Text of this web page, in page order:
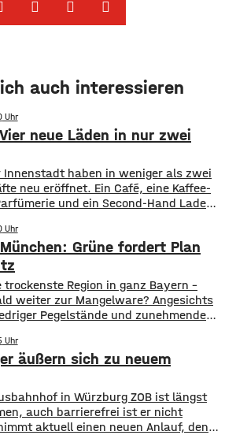
auch interessieren
neue Läden in nur zwei
Innenstadt haben in weniger als zwei
neu eröffnet. Ein Café, eine Kaffee-
und ein Second-Hand Laden
Dirk Vogel und der
Stadt Sebastian Bünner sehen
und den aktuellen Kurs der
Grüne fordert Plan
Region in ganz Bayern –
weiter zur Mangelware? Angesichts
Pegelstände und zunehmender
fordern sie einen 10-Punkte-
Bayern. ​Die Grünen-Fraktion hat
langfristige Maßnahmen im Petto.
äußern sich zu neuem
in Würzburg ZOB ist längst
auch barrierefrei ist er nicht
aktuell einen neuen Anlauf, den